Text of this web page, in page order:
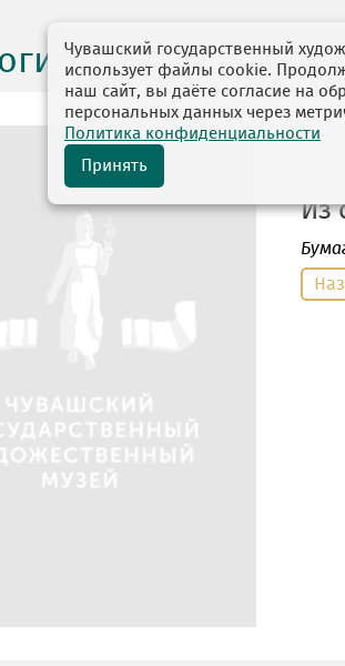
выставок
Из
Чувашский государственный
использует файлы cookie.
наш сайт, вы даёте согласие на
персональных данных через
Политика конфиденциальности
Принять